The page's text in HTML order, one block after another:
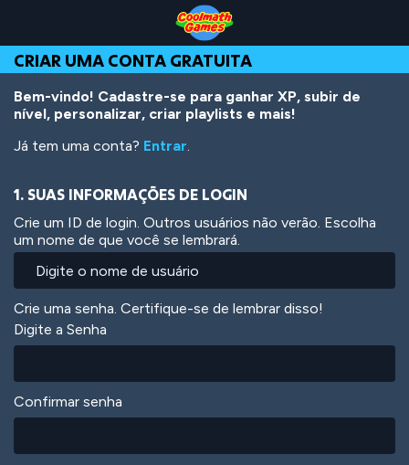
Top
of
Page
Navigation
Main
Content
Footer
o
conteúdo
principal
CRIAR UMA CONTA GRATUITA
Bem-vindo! Cadastre-se para ganhar XP, subir de
nível, personalizar, criar playlists e mais!
Já tem uma conta? Entrar.
1. SUAS INFORMAÇÕES DE LOGIN
Crie um ID de login. Outros usuários não verão. Escolha
um nome de que você se lembrará.
Crie uma senha. Certifique-se de lembrar disso!
Digite a Senha
Confirmar senha